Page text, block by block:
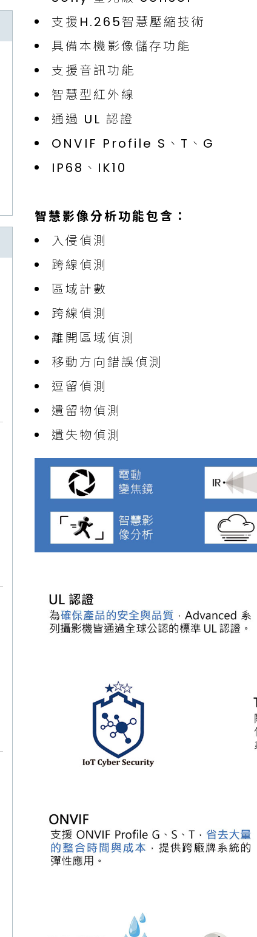
支援H.265智慧壓縮技術
具備本機影像儲存功能
支援音訊功能
智慧型紅外線
通過 UL 認證
ONVIF Profile S、T、G
IP68、IK10
智慧影像分析功能包含：
入侵偵測
跨線偵測
區域計數
跨線偵測
離開區域偵測
移動方向錯誤偵測
逗留偵測
遺留物偵測
遺失物偵測